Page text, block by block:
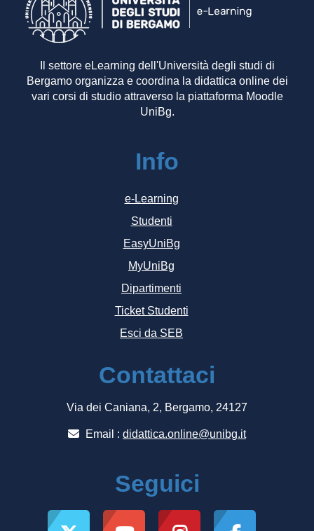
Il settore eLearning dell'Università degli studi di
Bergamo organizza e coordina la didattica online dei
vari corsi di studio attraverso la piattaforma Moodle
UniBg.
Info
e-Learning
Studenti
EasyUniBg
MyUniBg
Dipartimenti
Ticket Studenti
Esci da SEB
Contattaci
Via dei Caniana, 2, Bergamo, 24127
Email : didattica.online@unibg.it
Seguici